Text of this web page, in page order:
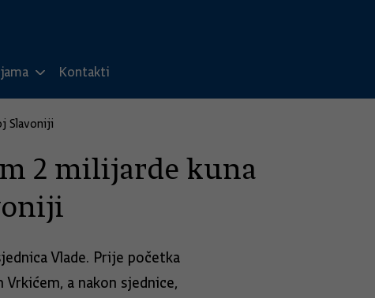
Kontakti
Slavoniji
2 milijarde kuna
Vlade. Prije početka
a nakon sjednice,